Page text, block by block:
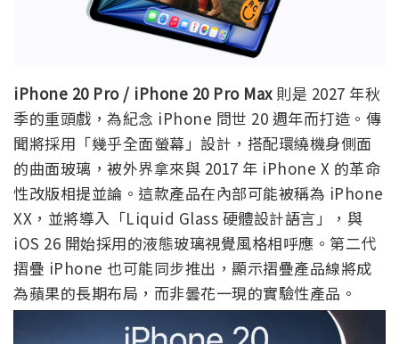
iPhone 20 Pro / iPhone 20 Pro Max 則是 2027 年秋
季的重頭戲，為紀念 iPhone 問世 20 週年而打造。傳
聞將採用「幾乎全面螢幕」設計，搭配環繞機身側面
的曲面玻璃，被外界拿來與 2017 年 iPhone X 的革命
性改版相提並論。這款產品在內部可能被稱為 iPhone
XX，並將導入「Liquid Glass 硬體設計語言」，與
iOS 26 開始採用的液態玻璃視覺風格相呼應。第二代
摺疊 iPhone 也可能同步推出，顯示摺疊產品線將成
為蘋果的長期布局，而非曇花一現的實驗性產品。